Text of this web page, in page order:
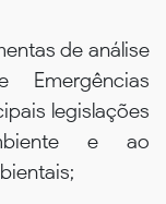
de análise
legislações
e ao